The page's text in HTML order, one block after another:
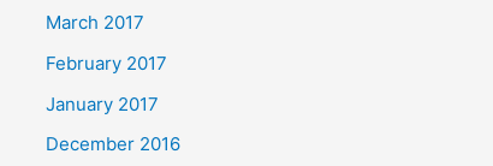
March 2017
February 2017
January 2017
December 2016